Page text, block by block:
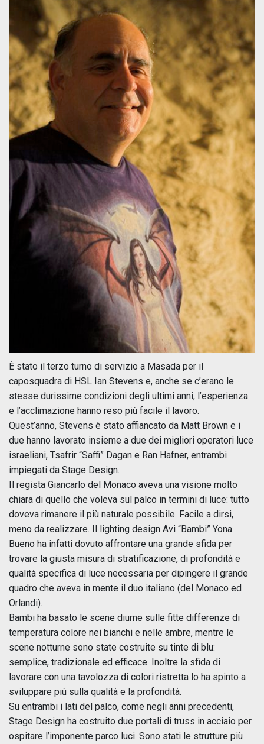
È stato il terzo turno di servizio a Masada per il
caposquadra di HSL Ian Stevens e, anche se c’erano le
stesse durissime condizioni degli ultimi anni, l’esperienza
e l’acclimazione hanno reso più facile il lavoro.
Quest’anno, Stevens è stato affiancato da Matt Brown e i
due hanno lavorato insieme a due dei migliori operatori luce
israeliani, Tsafrir “Saffi” Dagan e Ran Hafner, entrambi
impiegati da Stage Design.
Il regista Giancarlo del Monaco aveva una visione molto
chiara di quello che voleva sul palco in termini di luce: tutto
doveva rimanere il più naturale possibile. Facile a dirsi,
meno da realizzare. Il lighting design Avi “Bambi” Yona
Bueno ha infatti dovuto affrontare una grande sfida per
trovare la giusta misura di stratificazione, di profondità e
qualità specifica di luce necessaria per dipingere il grande
quadro che aveva in mente il duo italiano (del Monaco ed
Orlandi).
Bambi ha basato le scene diurne sulle fitte differenze di
temperatura colore nei bianchi e nelle ambre, mentre le
scene notturne sono state costruite su tinte di blu:
semplice, tradizionale ed efficace. Inoltre la sfida di
lavorare con una tavolozza di colori ristretta lo ha spinto a
sviluppare più sulla qualità e la profondità.
Su entrambi i lati del palco, come negli anni precedenti,
Stage Design ha costruito due portali di truss in acciaio per
ospitare l’imponente parco luci. Sono stati le strutture più